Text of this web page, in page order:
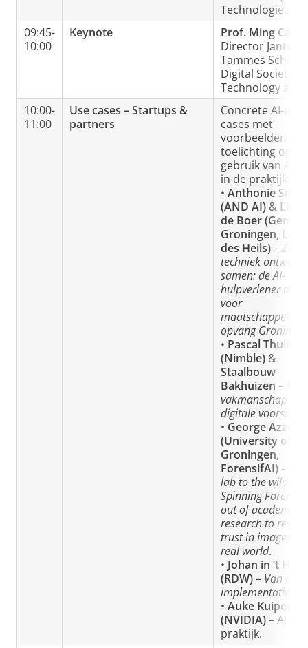
Technologies).
09:45-
10:00
Keynote Prof. Ming Cao
Director Jantina
Tammes School
Digital Society,
Technology and
10:00-
11:00
Use cases – Startups &
partners
Concrete AI-use
cases met
voorbeelden en
toelichting op
gebruik van AI-
in de praktijk.
• Anthonie Smith
(AND AI) &
de Boer
Groningen,
des Heils)–Zorg
techniek
samen: de AI-
hulpverlener
voor
maatschappelijke
opvang Groningen
• Pascal Thulin
(Nimble) &
Staalbouw
Bakhuizen –
vakmanschap
digitale
• George
(University of
Groningen,
ForensifAI) –
lab to the wild:
Spinning
out of academic
research to
trust in images in
real world.
• Johan in ’t Holt
(RDW)– Van
implementatie
• Auke Kuiper
(NVIDIA)– AI in
praktijk.